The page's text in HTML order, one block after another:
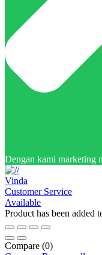
Dengan kami marketing
Vinda
Customer Service
Available
Product has been added
Compare (0)